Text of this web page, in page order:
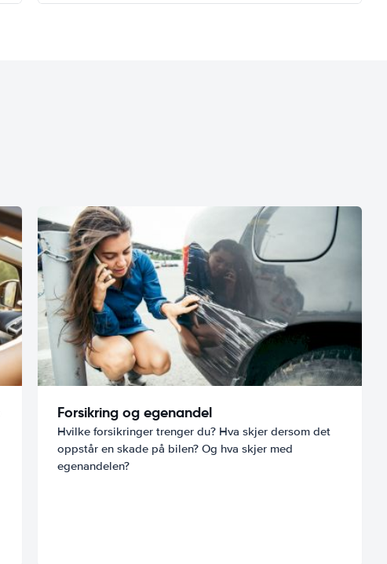
Forsikring og egenandel
Hvilke forsikringer trenger du? Hva skjer dersom det
oppstår en skade på bilen? Og hva skjer med
egenandelen?